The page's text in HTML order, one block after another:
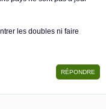
les doubles ni faire